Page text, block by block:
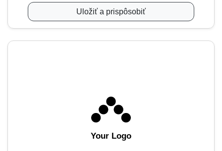
Uložiť a prispôsobiť
Your Logo